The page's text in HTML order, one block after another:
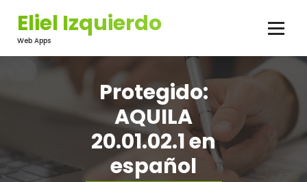
contenido
Eliel Izquierdo
Web Apps
Protegido:
AQUILA
20.01.02.1 en
español